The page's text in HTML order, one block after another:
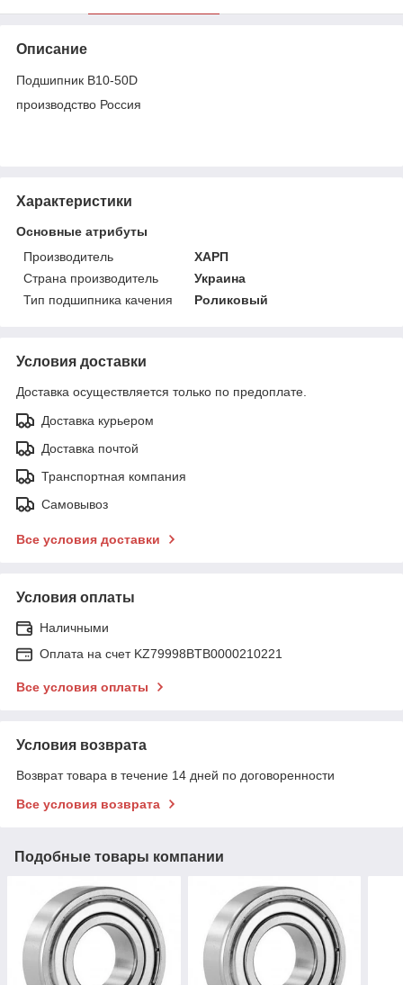
Описание
Подшипник B10-50D
производство Россия
Характеристики
Основные атрибуты
Производитель
ХАРП
Страна производитель
Украина
Тип подшипника качения
Роликовый
Условия доставки
Доставка осуществляется только по предоплате.
Доставка курьером
Доставка почтой
Транспортная компания
Самовывоз
Все условия доставки
Условия оплаты
Наличными
Оплата на счет KZ79998BTB0000210221
Все условия оплаты
Условия возврата
Возврат товара в течение 14 дней по договоренности
Все условия возврата
Подобные товары компании